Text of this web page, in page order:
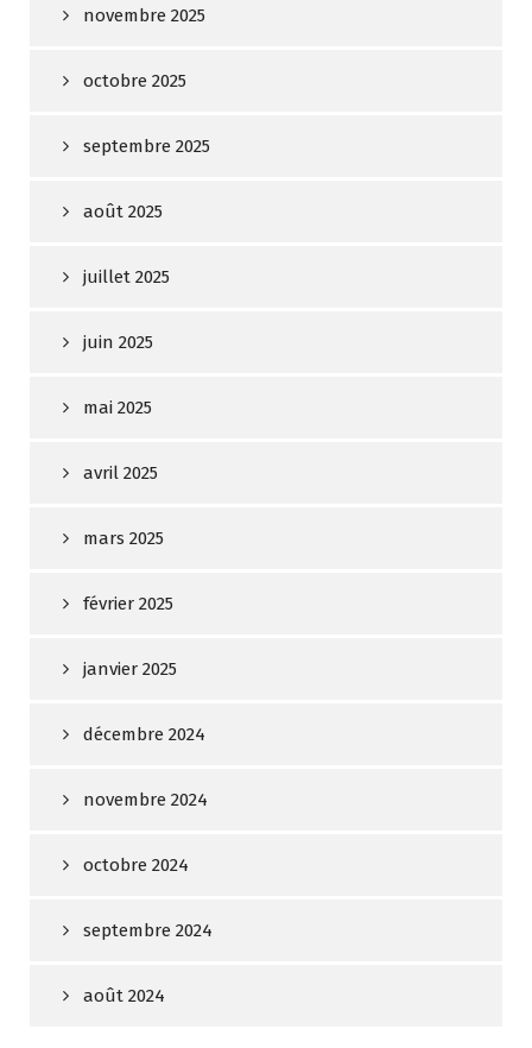
novembre 2025
octobre 2025
septembre 2025
août 2025
juillet 2025
juin 2025
mai 2025
avril 2025
mars 2025
février 2025
janvier 2025
décembre 2024
novembre 2024
octobre 2024
septembre 2024
août 2024